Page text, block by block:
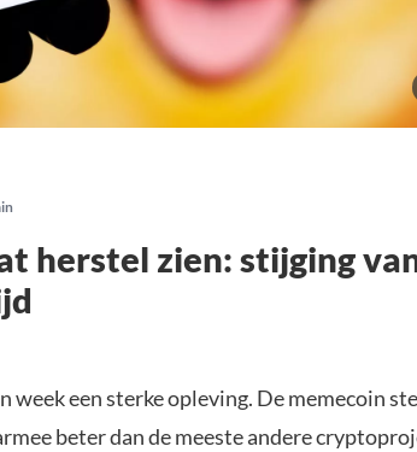
herstel zien: stijging
week een sterke opleving. De memecoin
beter dan de meeste andere